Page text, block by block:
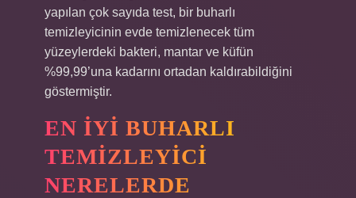
yapılan çok sayıda test, bir buharlı
temizleyicinin evde temizlenecek tüm
yüzeylerdeki bakteri, mantar ve küfün
%99,99’una kadarını ortadan kaldırabildiğini
göstermiştir.
EN IYI BUHARLI
TEMIZLEYICI
NERELERDE